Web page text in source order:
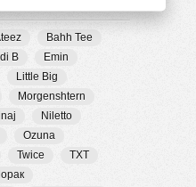
Bahh Tee
B
Emin
Little Big
Morgenshtern
Niletto
Ozuna
Twice
TXT